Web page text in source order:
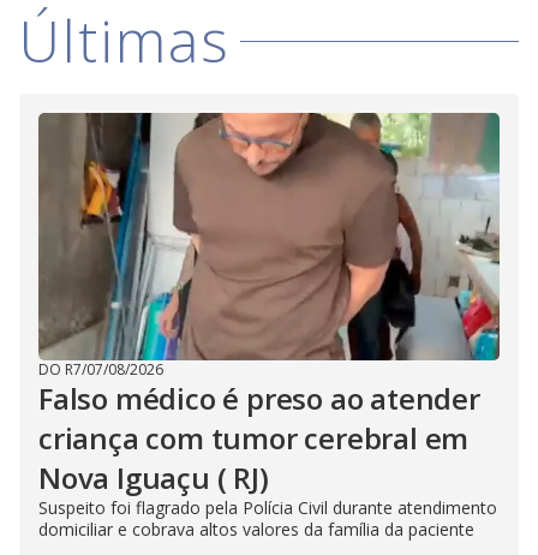
Últimas
DO R7/07/08/2026
Falso médico é preso ao atender
criança com tumor cerebral em
Nova Iguaçu ( RJ)
Suspeito foi flagrado pela Polícia Civil durante atendimento
domiciliar e cobrava altos valores da família da paciente